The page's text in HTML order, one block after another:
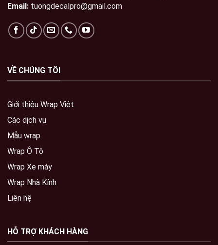
Email: tuongdecalpro@gmail.com
VỀ CHÚNG TÔI
Giới thiệu Wrap Việt
Các dịch vụ
Mẫu wrap
Wrap Ô Tô
Wrap Xe máy
Wrap Nhà Kính
Liên hệ
HỖ TRỢ KHÁCH HÀNG